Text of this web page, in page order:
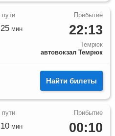
22:13
Темрюк
автовокзал Темрюк
25 мин
Найти билеты
00:10
10 мин